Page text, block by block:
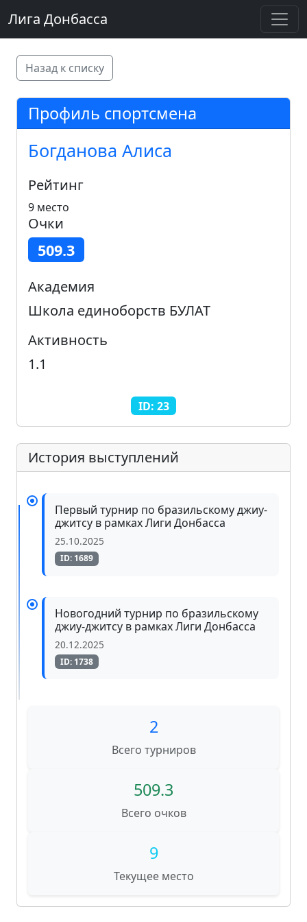
Лига Донбасса
Назад к списку
Профиль спортсмена
Богданова Алиса
Рейтинг
9 место
Очки
509.3
Академия
Школа единоборств БУЛАТ
Активность
1.1
ID: 23
История выступлений
Первый турнир по бразильскому джиу-
джитсу в рамках Лиги Донбасса
25.10.2025
ID: 1689
Новогодний турнир по бразильскому
джиу-джитсу в рамках Лиги Донбасса
20.12.2025
ID: 1738
2
Всего турниров
509.3
Всего очков
9
Текущее место